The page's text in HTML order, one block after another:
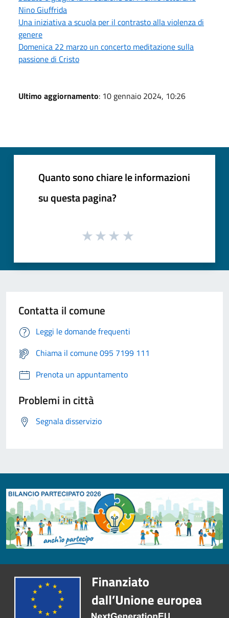
Nino Giuffrida
Una iniziativa a scuola per il contrasto alla violenza di
genere
Domenica 22 marzo un concerto meditazione sulla
passione di Cristo
Ultimo aggiornamento: 10 gennaio 2024, 10:26
Quanto sono chiare le informazioni
su questa pagina?
Contatta il comune
Leggi le domande frequenti
Chiama il comune 095 7199 111
Prenota un appuntamento
Problemi in città
Segnala disservizio